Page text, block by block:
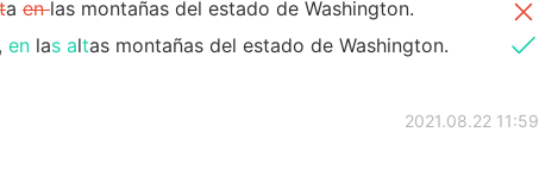
ta enlas montañas del estado de Washington.
en las altas montañas del estado de Washington.
2021.08.22 11:59